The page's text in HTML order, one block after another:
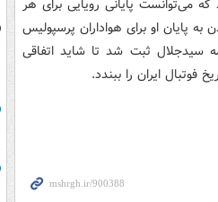
می‌توانست پایانی رویایی برای هر
پایان او برای هواداران پرسپولیس
سیدجلال ثبت شد تا شاید اتفاقی
فوتبال ایران را ببندد.